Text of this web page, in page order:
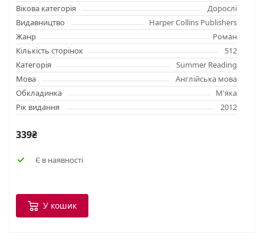
Вікова категорія
Дорослі
Видавництво
Harper Collins Publishers
Жанр
Роман
Кількість сторінок
512
Категорія
Summer Reading
Мова
Англійська мова
Обкладинка
М'яка
Рік видання
2012
339₴
Є в наявності
У кошик